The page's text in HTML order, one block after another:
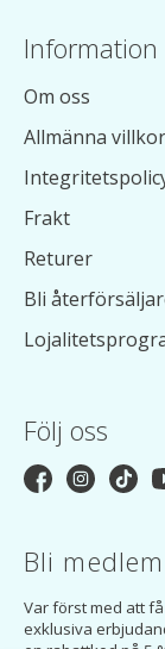
Information
Om oss
Allmänna villkor
Frakt
Returer
Bli
Följ oss
Bli
Var först med att
exklusiva